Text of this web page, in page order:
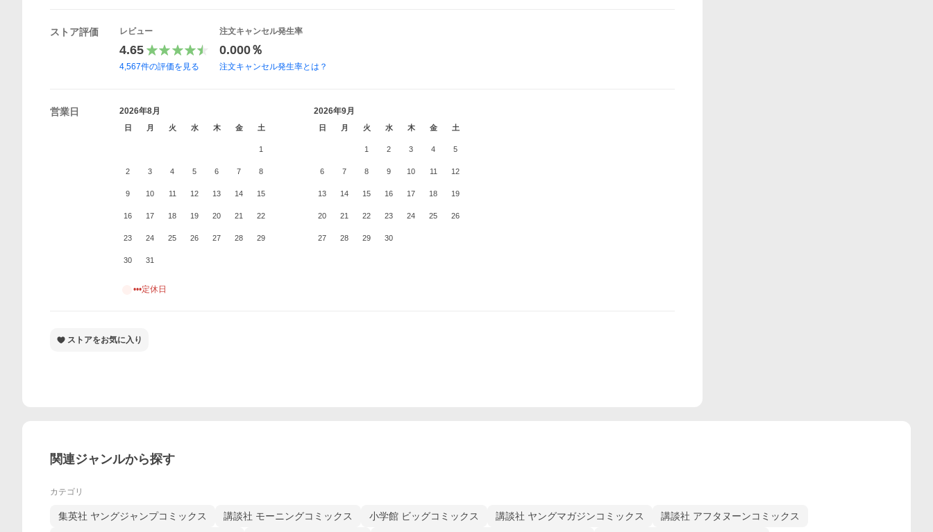
ストア評価 レビュー
4.65
4,567件の評価を見る
注文キャンセル発生率
0.000％
注文キャンセル発生率とは？
営業日 2026年8月
日 月 火 水 木 金 土
1
2 3 4 5 6 7 8
9 10 11 12 13 14 15
16 17 18 19 20 21 22
23 24 25 26 27 28 29
30 31
2026年9月
日 月 火 水 木 金 土
1 2 3 4 5
6 7 8 9 10 11 12
13 14 15 16 17 18 19
20 21 22 23 24 25 26
27 28 29 30
•••定休日
ストアをお気に入り
関連ジャンルから探す
カテゴリ
集英社 ヤングジャンプコミックス 講談社 モーニングコミックス 小学館 ビッグコミックス 講談社 ヤングマガジンコミックス
講談社 アフタヌーンコミックス